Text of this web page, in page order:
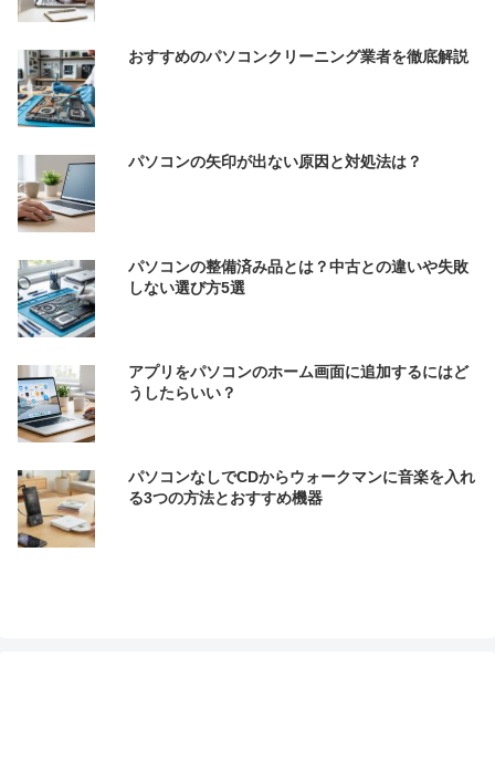
おすすめのパソコンクリーニング業者を徹底解説
パソコンの矢印が出ない原因と対処法は？
パソコンの整備済み品とは？中古との違いや失敗
しない選び方5選
アプリをパソコンのホーム画面に追加するにはど
うしたらいい？
パソコンなしでCDからウォークマンに音楽を入れ
る3つの方法とおすすめ機器